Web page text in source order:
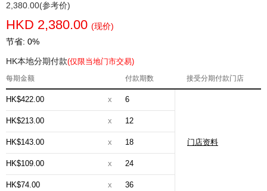
2,380.00(参考价)
HKD 2,380.00 (现价)
节省: 0%
HK本地分期付款(仅限当地门市交易)
每期金额 付款期数 接受分期付款门店
HK$422.00 x 6
门店资料
HK$213.00 x 12
HK$143.00 x 18
HK$109.00 x 24
HK$74.00 x 36